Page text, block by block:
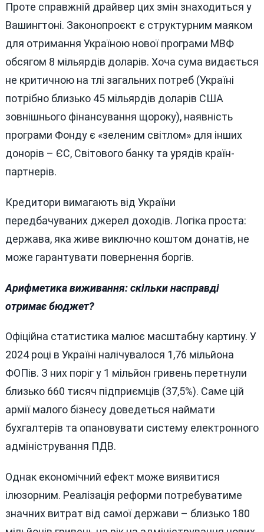
Проте справжній драйвер цих змін знаходиться у
Вашингтоні. Законопроєкт є структурним маяком
для отримання Україною нової програми МВФ
обсягом 8 мільярдів доларів. Хоча сума видається
не критичною на тлі загальних потреб (Україні
потрібно близько 45 мільярдів доларів США
зовнішнього фінансування щороку), наявність
програми Фонду є «зеленим світлом» для інших
донорів – ЄС, Світового банку та урядів країн-
партнерів.
Кредитори вимагають від України
передбачуваних джерел доходів. Логіка проста:
держава, яка живе виключно коштом донатів, не
може гарантувати повернення боргів.
Арифметика виживання: скільки насправді
отримає бюджет?
Офіційна статистика малює масштабну картину. У
2024 році в Україні налічувалося 1,76 мільйона
ФОПів. З них поріг у 1 мільйон гривень перетнули
близько 660 тисяч підприємців (37,5%). Саме цій
армії малого бізнесу доведеться наймати
бухгалтерів та опановувати систему електронного
адміністрування ПДВ.
Однак економічний ефект може виявитися
ілюзорним. Реалізація реформи потребуватиме
значних витрат від самої держави – близько 180